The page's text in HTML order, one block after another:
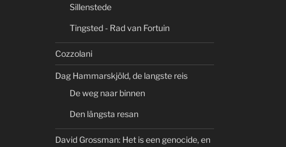
Sillenstede
Tingsted - Rad van Fortuin
Cozzolani
Dag Hammarskjöld, de langste reis
De weg naar binnen
Den längsta resan
David Grossman: Het is een genocide, en